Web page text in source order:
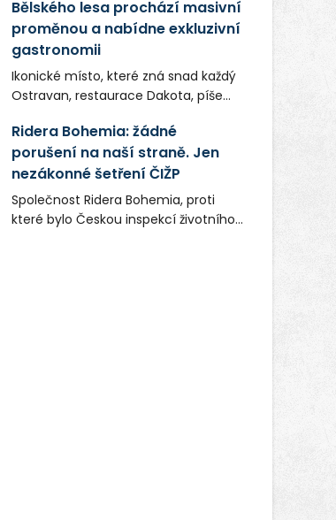
Bělského lesa prochází masivní
proměnou a nabídne exkluzivní
gastronomii
Ikonické místo, které zná snad každý
Ostravan, restaurace Dakota, píše
společnost Dang Investment Group
s.r.o. investuje do projektu přes 50
milionů korun. Cílem je přinést
Ostravě dva špičkové gastronomické
koncepty, které v regionu dosud
chyběly, luxusní středomořskou
Ridera Bohemia: žádné
porušení na naší straně. Jen
nezákonné šetření ČIŽP
Společnost Ridera Bohemia, proti
které bylo Českou inspekcí životního